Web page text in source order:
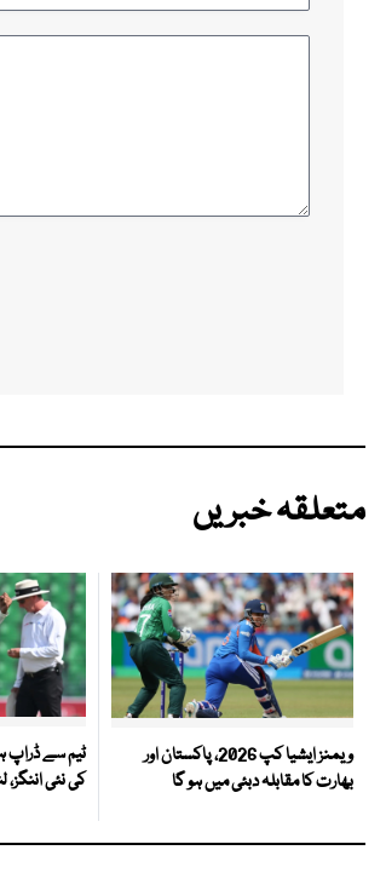
متعلقہ خبریں
ویمنز ایشیا کپ 2026، پاکستان اور
بھارت کا مقابلہ دبئی میں ہو گا
ٹیم سے ڈراپ
کی نئی اننگز،